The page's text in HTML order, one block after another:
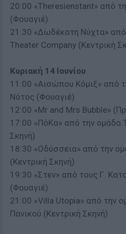
20:00 «Theresienstant» από
(Φουαγιέ)
21:30 «Δωδέκατη Νύχτα»
Theater Company (Κεντρική
Κυριακή 14 Ιουνίου
11:00 «Αισώπου Κόμιξ» από
Νότος (Φουαγιέ)
12:00 «Mr and Mrs Bubble»
17:00 «ΠόKα» από την ομάδα
Σκηνή)
18:30 «Οδύσσεια» από την
(Κεντρική Σκηνή)
19:30 «Στεν» από τους Γ.
(Φουαγιέ)
21:00 «Villa Utopia» από την
Πανικού (Κεντρική Σκηνή)